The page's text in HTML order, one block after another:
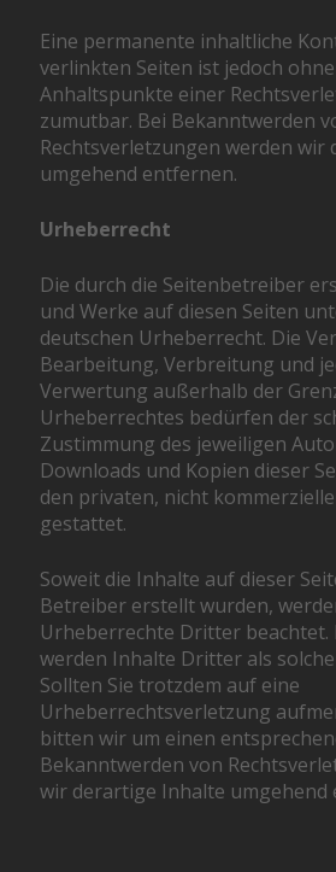
Eine permanente inhaltliche
verlinkten Seiten ist jedoch
Anhaltspunkte einer
zumutbar. Bei Bekanntwerden
Rechtsverletzungen werden wir
umgehend entfernen.
Urheberrecht
Die durch die Seitenbetreiber
und Werke auf diesen Seiten
deutschen Urheberrecht. Die
Bearbeitung, Verbreitung und
Verwertung außerhalb der
Urheberrechtes bedürfen der
Zustimmung des jeweiligen
Downloads und Kopien dieser
den privaten, nicht
gestattet.
Soweit die Inhalte auf dieser
Betreiber erstellt wurden,
Urheberrechte Dritter beachtet.
werden Inhalte Dritter als
Sollten Sie trotzdem auf eine
Urheberrechtsverletzung
bitten wir um einen
Bekanntwerden von
wir derartige Inhalte umgehend